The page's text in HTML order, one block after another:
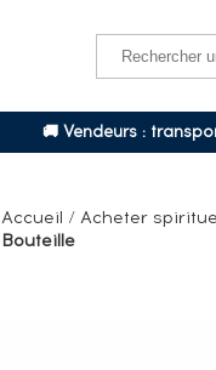
🚚 Vendeurs :
Accueil / Acheter
Bouteille